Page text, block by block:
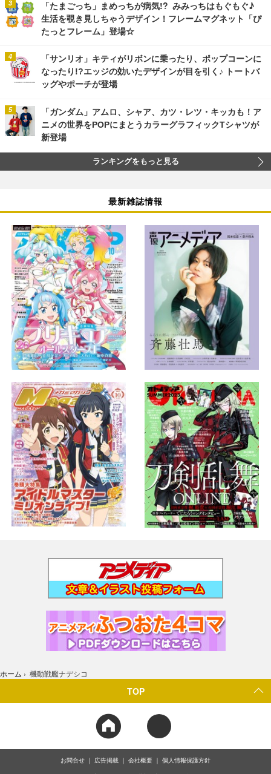
「たまごっち」まめっちが病気!? みみっちはもぐもぐ♪
生活を覗き見しちゃうデザイン！フレームマグネット「ぴ
たっとフレーム」登場☆
「サンリオ」キティがリボンに乗ったり、ポップコーンに
なったり!?エッジの効いたデザインが目を引く♪ トートバ
ッグやポーチが登場
「ガンダム」アムロ、シャア、カツ・レツ・キッカも！ア
ニメの世界をPOPにまとうカラーグラフィックTシャツが
新登場
ランキングをもっと見る
最新雑誌情報
ホーム › 機動戦艦ナデシコ
TOP
お問合せ 広告掲載 会社概要 個人情報保護方針